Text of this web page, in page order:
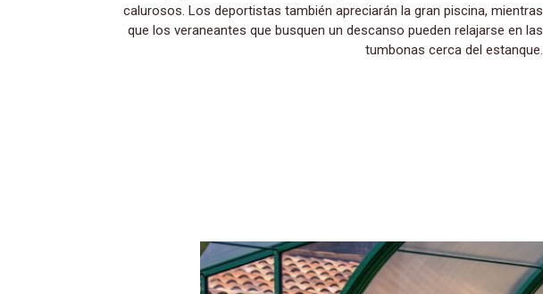
calurosos. Los deportistas también apreciarán la gran piscina, mientras
que los veraneantes que busquen un descanso pueden relajarse en las
tumbonas cerca del estanque.